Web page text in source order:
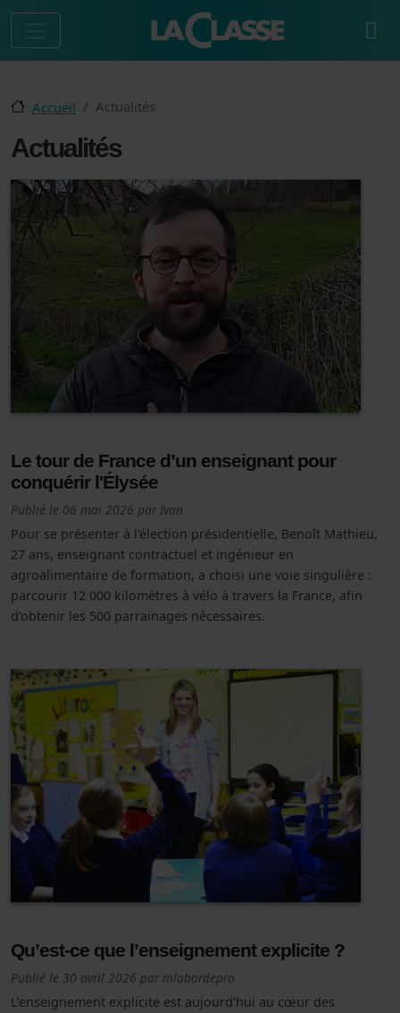
Aller au contenu principal
Accueil Actualités
Actualités
Le tour de France d’un enseignant pour
conquérir l'Élysée
Publié le 06 mai 2026 parIvan
Pour se présenter à l'élection présidentielle, Benoît Mathieu,
27 ans, enseignant contractuel et ingénieur en
agroalimentaire de formation, a choisi une voie singulière :
parcourir 12 000 kilomètres à vélo à travers la France, afin
d’obtenir les 500 parrainages nécessaires.
Qu’est-ce que l’enseignement explicite ?
Publié le 30 avril 2026 par mlabordepro
L’enseignement explicite est aujourd’hui au cœur des